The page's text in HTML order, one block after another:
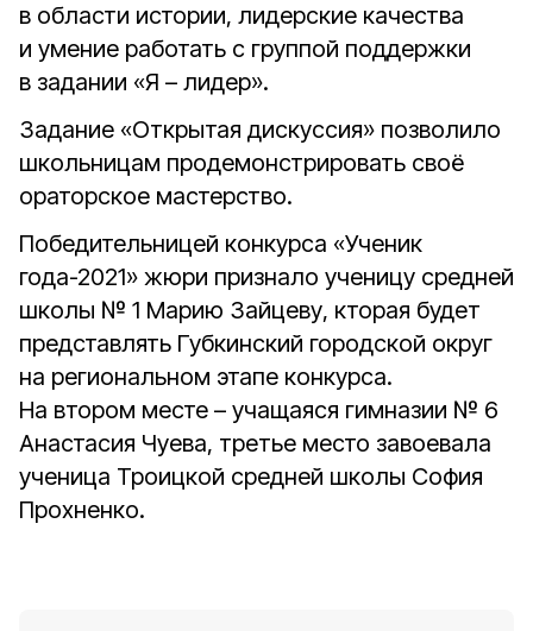
в области истории, лидерские качества
и умение работать с группой поддержки
в задании «Я – лидер».
Задание «Открытая дискуссия» позволило
школьницам продемонстрировать своё
ораторское мастерство.
Победительницей конкурса «Ученик
года-2021» жюри признало ученицу средней
школы № 1 Марию Зайцеву, кторая будет
представлять Губкинский городской округ
на региональном этапе конкурса.
На втором месте – учащаяся гимназии № 6
Анастасия Чуева, третье место завоевала
ученица Троицкой средней школы София
Прохненко.